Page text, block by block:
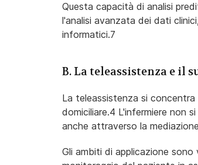
Questa capacità di analisi
l'analisi avanzata dei dati
informatici.7
B. La teleassistenza e il
La teleassistenza si
domiciliare.4 L'infermiere non
anche attraverso la
Gli ambiti di applicazione